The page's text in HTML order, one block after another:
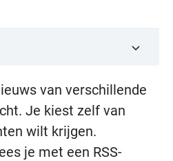
van verschillende
Je kiest zelf van
wilt krijgen.
je met een RSS-